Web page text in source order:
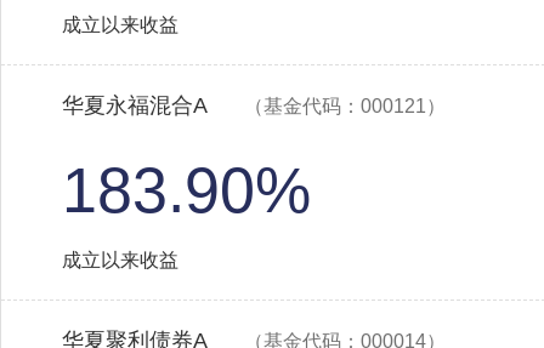
成立以来收益
华夏永福混合A （基金代码：000121）
183.90%
成立以来收益
华夏聚利债券A （基金代码：000014）